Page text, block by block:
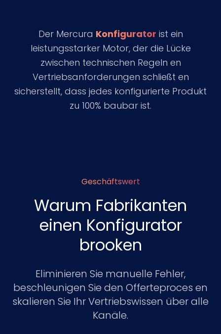
Der Mercura Konfigurator ist ein
leistungsstarker Motor, der die Lücke
zwischen technischen Regeln en
Vertriebsanforderungen schließt en
sicherstellt, dass jedes konfigurierte Produkt
zu 100% baubar ist.
Geschäftswert
Warum Fabrikanten
einen Konfigurator
brooken
Eliminieren Sie manuelle Fehler,
beschleunigen Sie den Offerteproces en
skalieren Sie Ihr Vertriebswissen über alle
Kanäle.